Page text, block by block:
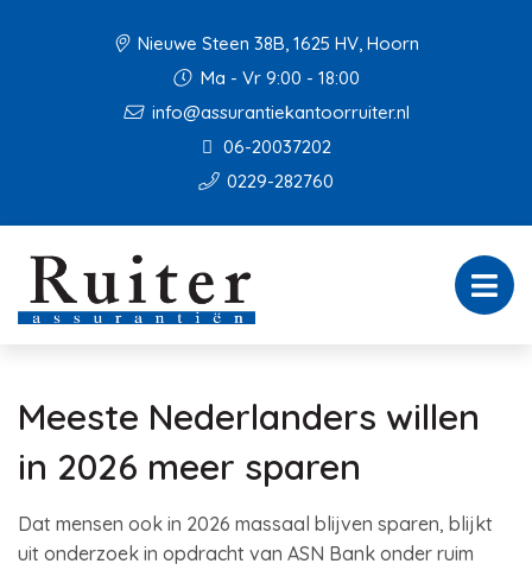
Nieuwe Steen 38B, 1625 HV, Hoorn
Ma - Vr 9:00 - 18:00
info@assurantiekantoorruiter.nl
06-20037202
0229-282760
Meeste Nederlanders willen
in 2026 meer sparen
Dat mensen ook in 2026 massaal blijven sparen, blijkt
uit onderzoek in opdracht van ASN Bank onder ruim